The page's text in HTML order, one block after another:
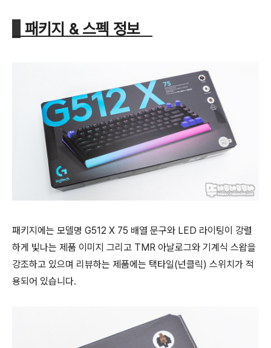
패키지 & 스펙 정보
패키지에는 모델명 G512 X 75 배열 문구와 LED 라이팅이 강렬
하게 빛나는 제품 이미지 그리고 TMR 아날로그와 기계식 스왑을
강조하고 있으며 리뷰하는 제품에는 택타일(넌클릭) 스위치가 적
용되어 있습니다.